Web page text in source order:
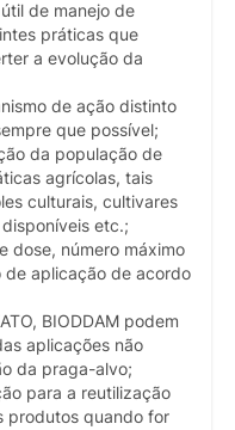
de manejo de
práticas que
a evolução da
de ação distinto
que possível;
da população de
agrícolas, tais
culturais, cultivares
etc.;
dose, número máximo
aplicação de acordo
BIODDAM podem
aplicações não
da praga-alvo;
para a reutilização
produtos quando for